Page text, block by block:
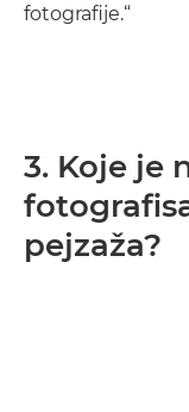
fotografije.“
3. Koje je
pejzaža?